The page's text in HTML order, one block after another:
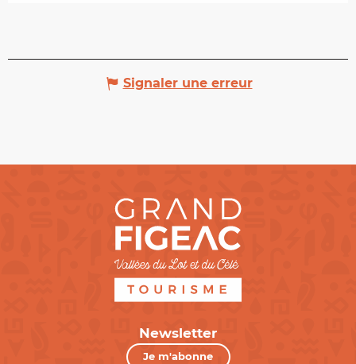
Signaler une erreur
Newsletter
Je m'abonne